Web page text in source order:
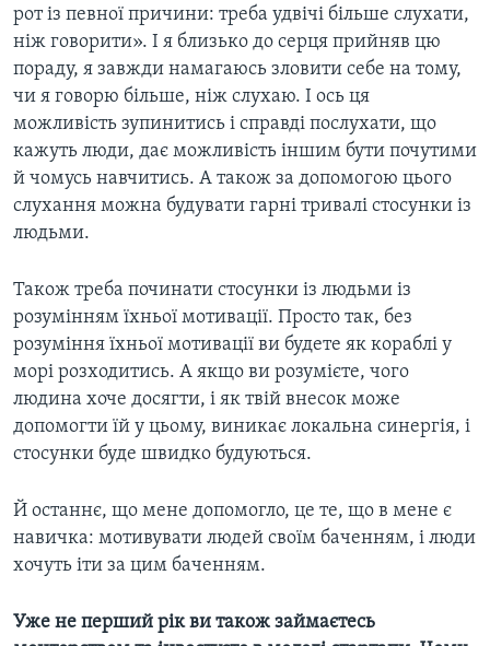
рот із певної причини: треба удвічі більше слухати,
ніж говорити». І я близько до серця прийняв цю
пораду, я завжди намагаюсь зловити себе на тому,
чи я говорю більше, ніж слухаю. І ось ця
можливість зупинитись і справді послухати, що
кажуть люди, дає можливість іншим бути почутими
й чомусь навчитись. А також за допомогою цього
слухання можна будувати гарні тривалі стосунки із
людьми.
Також треба починати стосунки із людьми із
розумінням їхньої мотивації. Просто так, без
розуміння їхньої мотивації ви будете як кораблі у
морі розходитись. А якщо ви розумієте, чого
людина хоче досягти, і як твій внесок може
допомогти їй у цьому, виникає локальна синергія, і
стосунки буде швидко будуються.
Й останнє, що мене допомогло, це те, що в мене є
навичка: мотивувати людей своїм баченням, і люди
хочуть іти за цим баченням.
Уже не перший рік ви також займаєтесь